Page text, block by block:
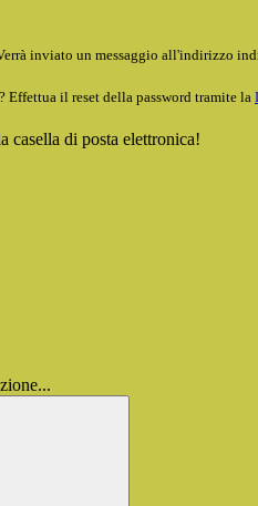
inviato un messaggio all'indirizzo
Effettua il reset della password tramite la
casella di posta elettronica!